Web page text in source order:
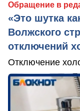
Обращение в
«Это шутка
Волжского
отключений
Отключение